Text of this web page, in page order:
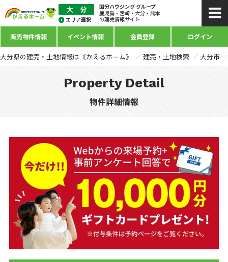
国分ハウジング グループ
鹿児島・宮崎・大分・熊本
の建売情報サイト
販売物件情報 イベント情報 会員登録 ログイン
大分県の建売・土地情報は《かえるホーム》 建売・土地検索 大分市
Property Detail
物件詳細情報